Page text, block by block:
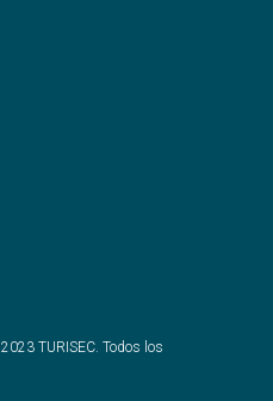
2023TURISEC. Todos los